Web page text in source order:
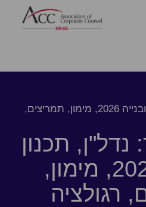
בונים עתיד: נדל"ן, תכנון ובנייה 2026, מימון, תמריצים,
תכנון
ובנייה 2026, מימון,